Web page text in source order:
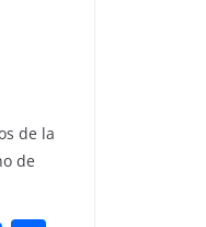
de la
de